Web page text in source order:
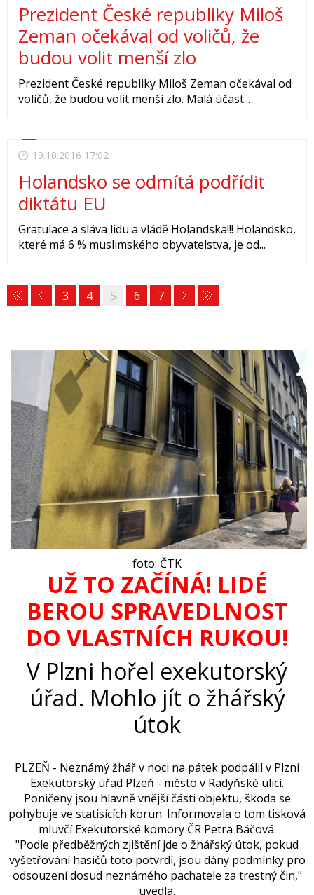
Prezident České republiky Miloš
Zeman očekával od voličů, že
budou volit menší zlo
Prezident České republiky Miloš Zeman očekával od
voličů, že budou volit menší zlo. Malá účast...
19.10.2016 17:02
Holandsko se odmítá podřídit
diktátu EU
Gratulace a sláva lidu a vládě Holandska!!! Holandsko,
které má 6 % muslimského obyvatelstva, je od...
3 4 5 6 7
foto: ČTK
UŽ TO ZAČÍNÁ! LIDÉ
BEROU SPRAVEDLNOST
DO VLASTNÍCH RUKOU!
V Plzni hořel exekutorský
úřad. Mohlo jít o žhářský
útok
PLZEŇ - Neznámý žhář v noci na pátek podpálil v Plzni
Exekutorský úřad Plzeň - město v Radyňské ulici.
Poničeny jsou hlavně vnější části objektu, škoda se
pohybuje ve statisících korun. Informovala o tom tisková
mluvčí Exekutorské komory ČR Petra Báčová.
"Podle předběžných zjištění jde o žhářský útok, pokud
vyšetřování hasičů toto potvrdí, jsou dány podmínky pro
odsouzení dosud neznámého pachatele za trestný čin,"
uvedla.